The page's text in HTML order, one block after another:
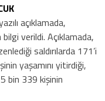
açıklamada,
verildi. Açıklamada,
saldırılarda 171’i
yaşamını yitirdiği,
bin 339 kişinin